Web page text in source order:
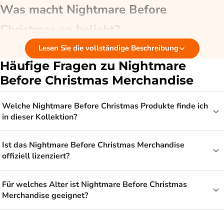
Was macht Nightmare Before
Christmas so beliebt?
The Nightmare Before Christmas verbindet Halloween und
Weihnachten auf eine Weise, die sonst niemand schafft. Der
Film hat einen eigenen, erkennbaren Stil und eine Gruppe von
Kombination aus leicht und düster macht das Thema bei
Jugendlichen und Erwachsenen beliebt, die etwas Besonderes
Für wen ist Nightmare Before
Christmas Merchandise?
Lesen Sie die vollständige Beschreibung
Häufige Fragen zu Nightmare
Before Christmas Merchandise
Welche Nightmare Before Christmas Produkte finde ich
in dieser Kollektion?
Ist das Nightmare Before Christmas Merchandise
offiziell lizenziert?
Für welches Alter ist Nightmare Before Christmas
Merchandise geeignet?